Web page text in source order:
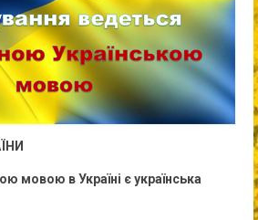
мовою в Україні є українська